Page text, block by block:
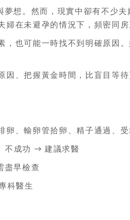
想。然而，現實中卻有不少
在未避孕的情況下，頻密同
也可能一時找不到明確原因。
、把握黃金時間，比盲目等待
輸卵管拾卵、精子通過、受
不成功 → 建議求醫
盡早檢查
科醫生